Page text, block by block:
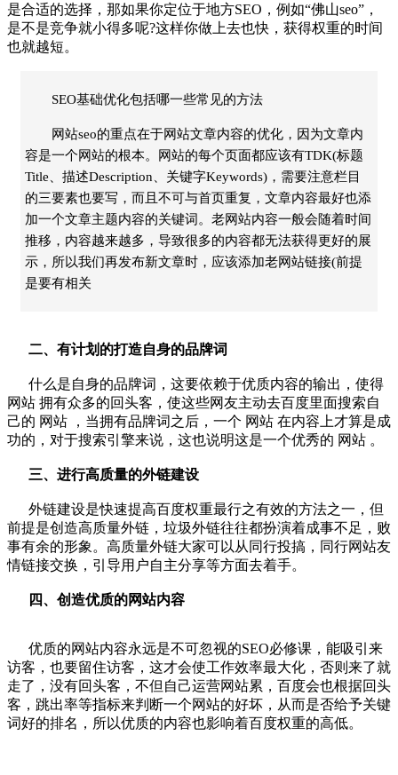
是合适的选择，那如果你定位于地方SEO， 例如“佛山seo”，
是不是竞争就小得多呢?这样你做上去也快，获得权重的时间
也就越短。
SEO基础优化包括哪一些常见的方法
网站seo的重点在于网站文章内容的优化，因为文章内
容是一个网站的根本。网站的每个页面都应该有TDK(标题
Title、描述Description、关键字Keywords)，需要注意栏目
的三要素也要写，而且不可与首页重复，文章内容最好也添
加一个文章主题内容的关键词。老网站内容一般会随着时间
推移，内容越来越多，导致很多的内容都无法获得更好的展
示，所以我们再发布新文章时，应该添加老网站链接(前提
是要有相关
二、有计划的打造自身的品牌词
什么是自身的品牌词，这要依赖于优质内容的输出，使得
网站 拥有众多的回头客，使这些网友主动去百度里面搜索自
己的 网站 ，当拥有品牌词之后，一个 网站 在内容上才算是成
功的，对于搜索引擎来说，这也说明这是一个优秀的 网站 。
三、进行高质量的外链建设
外链建设是快速提高百度权重最行之有效的方法之一，但
前提是创造高质量外链，垃圾外链往往都扮演着成事不足，败
事有余的形象。高质量外链大家可以从同行投搞，同行网站友
情链接交换，引导用户自主分享等方面去着手。
四、创造优质的网站内容
优质的网站内容永远是不可忽视的SEO必修课，能吸引来
访客，也要留住访客，这才会使工作效率最大化，否则来了就
走了，没有回头客，不但自己运营网站累，百度会也根据回头
客，跳出率等指标来判断一个网站的好坏，从而是否给予关键
词好的排名，所以优质的内容也影响着百度权重的高低。